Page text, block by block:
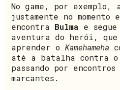
No game, por exemplo,
justamente no momento
encontra Bulma e
aventura do herói,
aprender o Kamehameha
até a batalha contra o
passando por encontros
marcantes.